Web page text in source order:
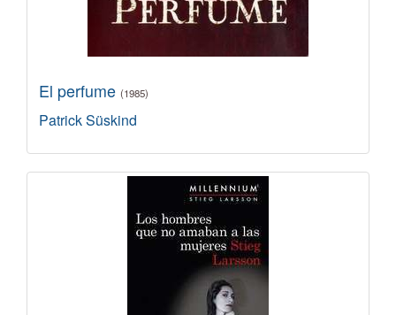
El perfume (1985)
Patrick Süskind